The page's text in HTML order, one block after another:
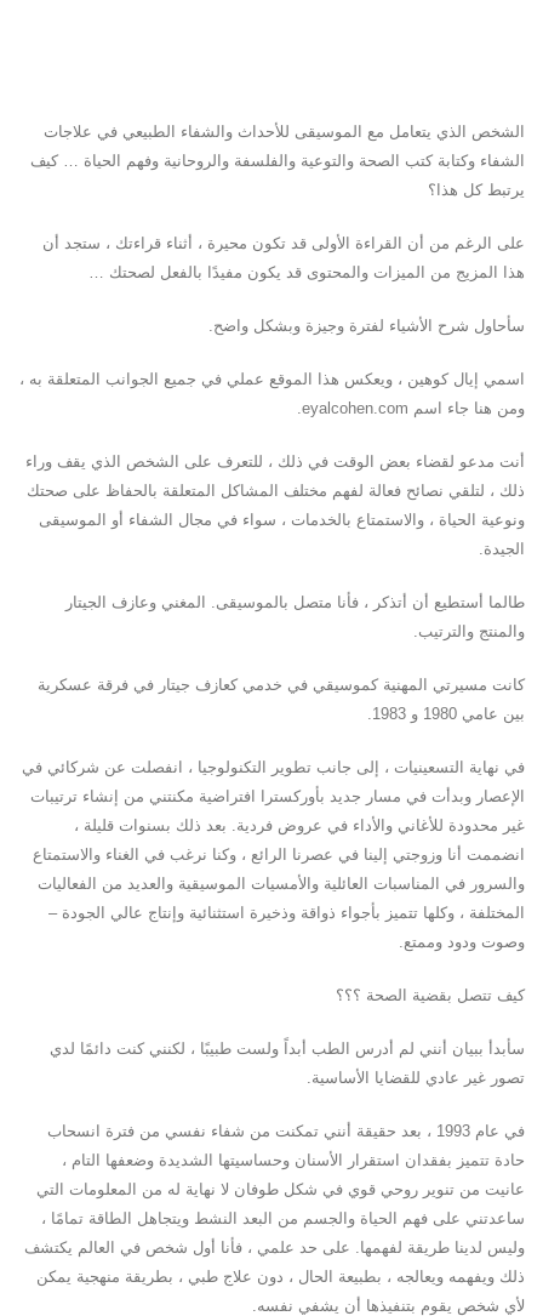
الشخص الذي يتعامل مع الموسيقى للأحداث والشفاء الطبيعي في علاجات
الشفاء وكتابة كتب الصحة والتوعية والفلسفة والروحانية وفهم الحياة … كيف
يرتبط كل هذا؟
على الرغم من أن القراءة الأولى قد تكون محيرة ، أثناء قراءتك ، ستجد أن
هذا المزيج من الميزات والمحتوى قد يكون مفيدًا بالفعل لصحتك …
سأحاول شرح الأشياء لفترة وجيزة وبشكل واضح.
اسمي إيال كوهين ، ويعكس هذا الموقع عملي في جميع الجوانب المتعلقة به ،
ومن هنا جاء اسم eyalcohen.com.
أنت مدعو لقضاء بعض الوقت في ذلك ، للتعرف على الشخص الذي يقف وراء
ذلك ، لتلقي نصائح فعالة لفهم مختلف المشاكل المتعلقة بالحفاظ على صحتك
ونوعية الحياة ، والاستمتاع بالخدمات ، سواء في مجال الشفاء أو الموسيقى
الجيدة.
طالما أستطيع أن أتذكر ، فأنا متصل بالموسيقى. المغني وعازف الجيتار
والمنتج والترتيب.
كانت مسيرتي المهنية كموسيقي في خدمي كعازف جيتار في فرقة عسكرية
بين عامي 1980 و 1983.
في نهاية التسعينيات ، إلى جانب تطوير التكنولوجيا ، انفصلت عن شركائي في
الإعصار وبدأت في مسار جديد بأوركسترا افتراضية مكنتني من إنشاء ترتيبات
غير محدودة للأغاني والأداء في عروض فردية. بعد ذلك بسنوات قليلة ،
انضممت أنا وزوجتي إلينا في عصرنا الرائع ، وكنا نرغب في الغناء والاستمتاع
والسرور في المناسبات العائلية والأمسيات الموسيقية والعديد من الفعاليات
المختلفة ، وكلها تتميز بأجواء ذواقة وذخيرة استثنائية وإنتاج عالي الجودة –
وصوت ودود وممتع.
كيف تتصل بقضية الصحة ؟؟؟
سأبدأ ببيان أنني لم أدرس الطب أبداً ولست طبيبًا ، لكنني كنت دائمًا لدي
تصور غير عادي للقضايا الأساسية.
في عام 1993 ، بعد حقيقة أنني تمكنت من شفاء نفسي من فترة انسحاب
حادة تتميز بفقدان استقرار الأسنان وحساسيتها الشديدة وضعفها التام ،
عانيت من تنوير روحي قوي في شكل طوفان لا نهاية له من المعلومات التي
ساعدتني على فهم الحياة والجسم من البعد النشط ويتجاهل الطاقة تمامًا ،
وليس لدينا طريقة لفهمها. على حد علمي ، فأنا أول شخص في العالم يكتشف
ذلك ويفهمه ويعالجه ، بطبيعة الحال ، دون علاج طبي ، بطريقة منهجية يمكن
لأي شخص يقوم بتنفيذها أن يشفي نفسه.